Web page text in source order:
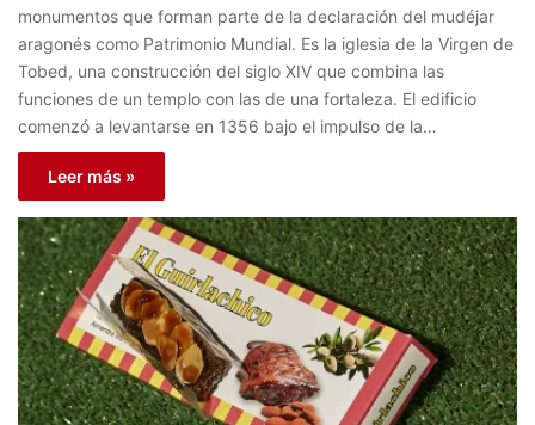
monumentos que forman parte de la declaración del mudéjar
aragonés como Patrimonio Mundial. Es la iglesia de la Virgen de
Tobed, una construcción del siglo XIV que combina las
funciones de un templo con las de una fortaleza. El edificio
comenzó a levantarse en 1356 bajo el impulso de la…
Leer más »